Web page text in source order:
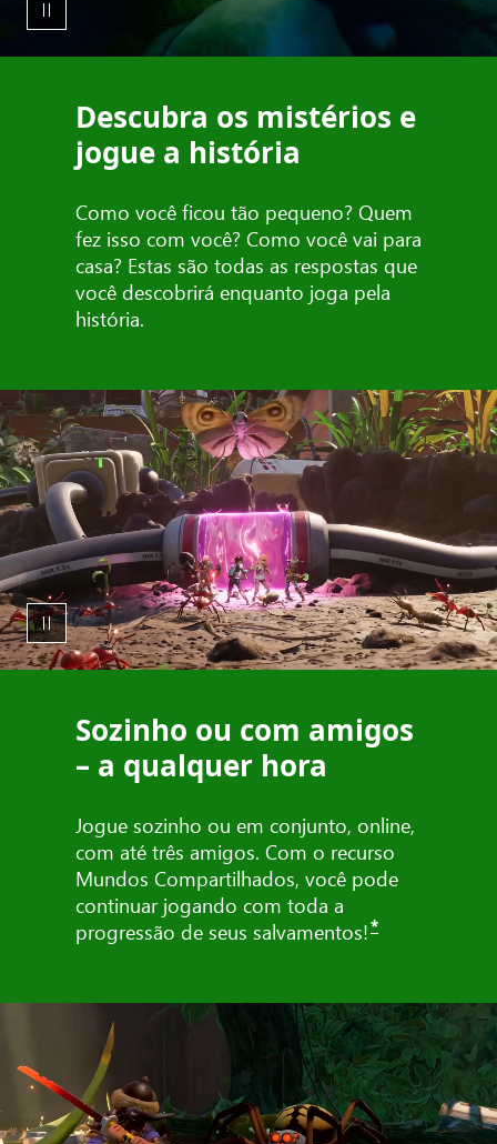
Descubra os mistérios e
jogue a história
Como você ficou tão pequeno? Quem
fez isso com você? Como você vai para
casa? Estas são todas as respostas que
você descobrirá enquanto joga pela
história.
Sozinho ou com amigos
– a qualquer hora
Jogue sozinho ou em conjunto, online,
com até três amigos. Com o recurso
Mundos Compartilhados, você pode
continuar jogando com toda a
progressão de seus salvamentos!*